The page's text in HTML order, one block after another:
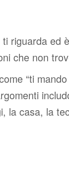
riguarda ed
che non
“ti
la casa, la